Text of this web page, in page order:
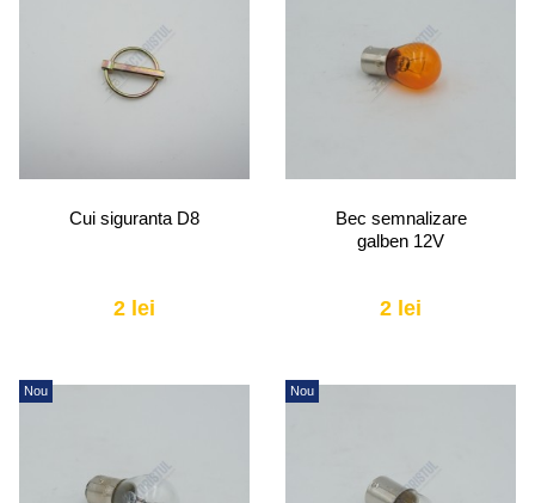
Cui siguranta D8
2 lei
Bec semnalizare
galben 12V
2 lei
Nou Nou